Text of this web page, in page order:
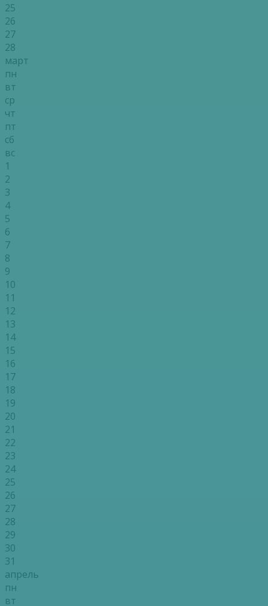
25
26
27
28
март
пн
вт
ср
чт
пт
сб
вс
1
2
3
4
5
6
7
8
9
10
11
12
13
14
15
16
17
18
19
20
21
22
23
24
25
26
27
28
29
30
31
апрель
пн
вт